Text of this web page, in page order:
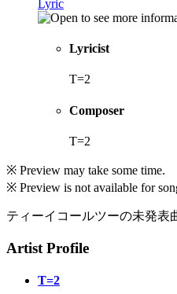
Lyric
Lyricist
T=2
Composer
T=2
※ Preview may take some time.
※ Preview is not available for
ティーイコールツーの未発表
Artist Profile
T=2